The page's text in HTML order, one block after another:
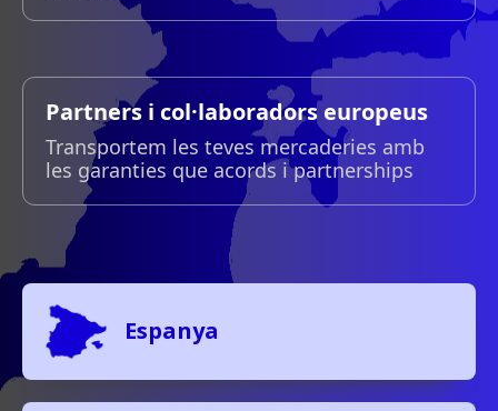
Partners i col·laboradors europeus
Transportem les teves mercaderies amb
les garanties que acords i partnerships
Espanya